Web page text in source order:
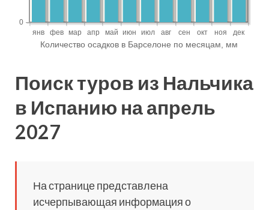
Поиск туров из Нальчика
в Испанию на апрель
2027
На странице представлена
исчерпывающая информация о